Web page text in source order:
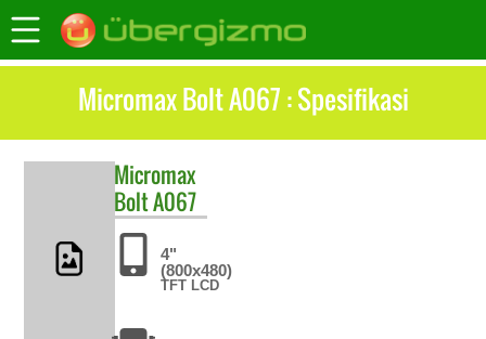
Micromax Bolt A067 : Spesifikasi
Micromax
Bolt A067
4"
(800x480)
TFT LCD